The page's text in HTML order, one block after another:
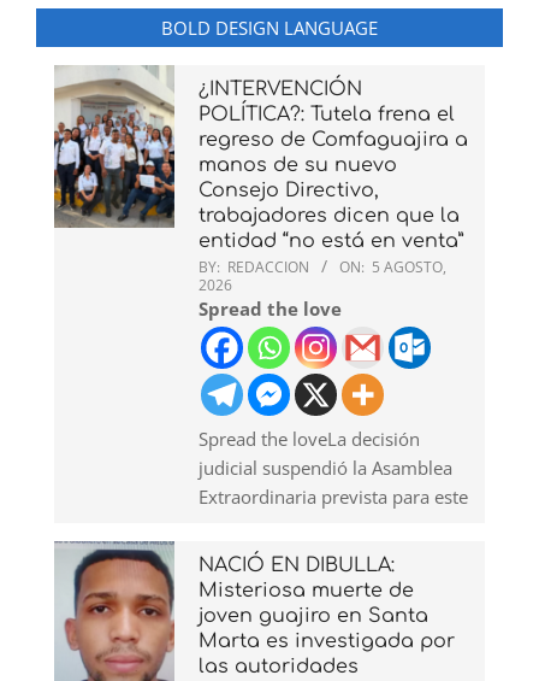
BOLD DESIGN LANGUAGE
¿INTERVENCIÓN
POLÍTICA?: Tutela frena el
regreso de Comfaguajira a
manos de su nuevo
Consejo Directivo,
trabajadores dicen que la
entidad “no está en venta”
BY: REDACCION ON: 5 AGOSTO,
2026
Spread the love
Spread the loveLa decisión
judicial suspendió la Asamblea
Extraordinaria prevista para este
NACIÓ EN DIBULLA:
Misteriosa muerte de
joven guajiro en Santa
Marta es investigada por
las autoridades